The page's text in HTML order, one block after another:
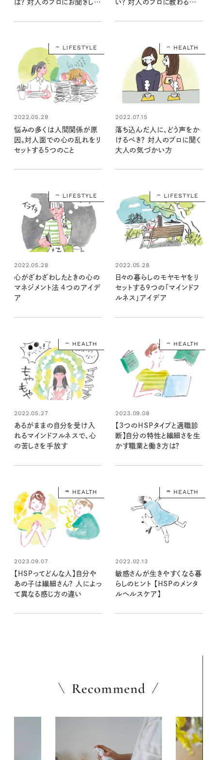
は？ 対人のプロにお聞きしま
い？ 対人のプロに教わる気
LIFESTYLE
2022.05.29
悩みの多くは人間関係が原
因。対人面での心の乱れをリ
セットする5つのこと
HEALTH
2022.07.15
落ち込んだ人に、どう声をか
けるべき？ 対人のプロに聞く
大人の気づかい方
LIFESTYLE
2022.05.28
心がざわざわしたときの心の
マネジメント法 ４つのアイデ
ア
LIFESTYLE
2022.05.28
日々の暮らしのモヤモヤをリ
セットする9つの「マインドフ
ルネス」アイデア
HEALTH
2022.05.27
あるがままの自分を受け入
れるマインドフルネスで、心
の苦しさを手放す
HEALTH
2023.09.08
【3つのHSPタイプと適職診
断】自分の特性と繊細さを生
かす職業と働き方は？
HEALTH
2023.09.07
【HSPってどんな人】自分や
あの子は繊細さん？ 人によっ
て異なる感じ方の違い
HEALTH
2022.02.13
敏感さんが生きやすくなる暮
らしのヒント 【HSPのメンタ
ルヘルスケア】
Recommend